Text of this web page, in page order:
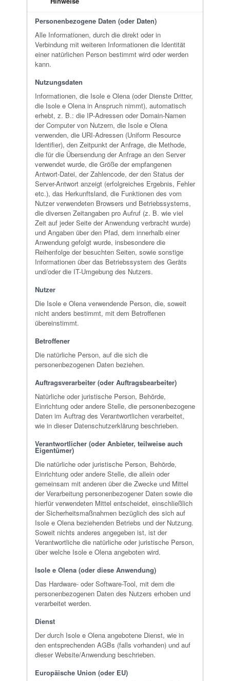
Personenbezogene Daten (oder Daten)
Alle Informationen, durch die direkt oder in
Verbindung mit weiteren Informationen die Identität
einer natürlichen Person bestimmt wird oder werden
kann.
Nutzungsdaten
Informationen, die Isole e Olena (oder Dienste Dritter,
die Isole e Olena in Anspruch nimmt), automatisch
erhebt, z. B.: die IP-Adressen oder Domain-Namen
der Computer von Nutzern, die Isole e Olena
verwenden, die URI-Adressen (Uniform Resource
Identifier), den Zeitpunkt der Anfrage, die Methode,
die für die Übersendung der Anfrage an den Server
verwendet wurde, die Größe der empfangenen
Antwort-Datei, der Zahlencode, der den Status der
Server-Antwort anzeigt (erfolgreiches Ergebnis, Fehler
etc.), das Herkunftsland, die Funktionen des vom
Nutzer verwendeten Browsers und Betriebssystems,
die diversen Zeitangaben pro Aufruf (z. B. wie viel
Zeit auf jeder Seite der Anwendung verbracht wurde)
und Angaben über den Pfad, dem innerhalb einer
Anwendung gefolgt wurde, insbesondere die
Reihenfolge der besuchten Seiten, sowie sonstige
Informationen über das Betriebssystem des Geräts
und/oder die IT-Umgebung des Nutzers.
Nutzer
Die Isole e Olena verwendende Person, die, soweit
nicht anders bestimmt, mit dem Betroffenen
übereinstimmt.
Betroffener
Die natürliche Person, auf die sich die
personenbezogenen Daten beziehen.
Auftragsverarbeiter (oder Auftragsbearbeiter)
Natürliche oder juristische Person, Behörde,
Einrichtung oder andere Stelle, die personenbezogene
Daten im Auftrag des Verantwortlichen verarbeitet,
wie in dieser Datenschutzerklärung beschrieben.
Verantwortlicher (oder Anbieter, teilweise auch
Eigentümer)
Die natürliche oder juristische Person, Behörde,
Einrichtung oder andere Stelle, die allein oder
gemeinsam mit anderen über die Zwecke und Mittel
der Verarbeitung personenbezogener Daten sowie die
hierfür verwendeten Mittel entscheidet, einschließlich
der Sicherheitsmaßnahmen bezüglich des sich auf
Isole e Olena beziehenden Betriebs und der Nutzung.
Soweit nichts anderes angegeben ist, ist der
Verantwortliche die natürliche oder juristische Person,
über welche Isole e Olena angeboten wird.
Isole e Olena (oder diese Anwendung)
Das Hardware- oder Software-Tool, mit dem die
personenbezogenen Daten des Nutzers erhoben und
verarbeitet werden.
Dienst
Der durch Isole e Olena angebotene Dienst, wie in
den entsprechenden AGBs (falls vorhanden) und auf
dieser Website/Anwendung beschrieben.
Europäische Union (oder EU)